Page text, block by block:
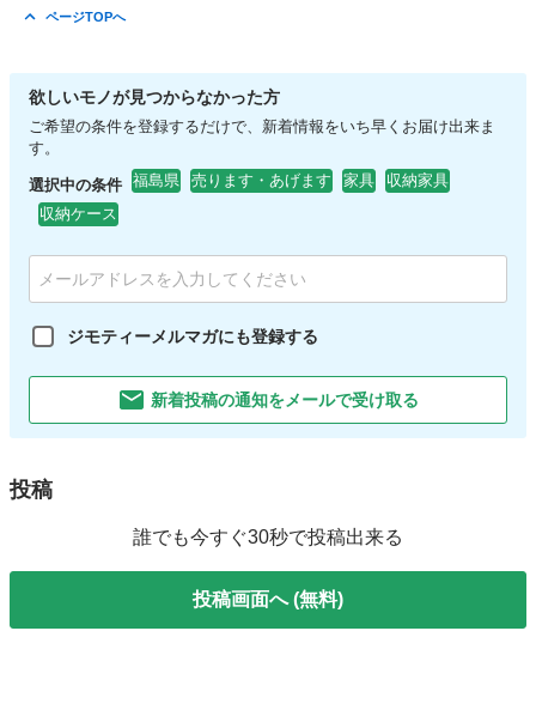
ページTOPへ
欲しいモノが見つからなかった方
ご希望の条件を登録するだけで、新着情報をいち早くお届け出来ま
す。
選択中の条件 福島県 売ります・あげます 家具
収納家具
収納ケース
ジモティーメルマガにも登録する
新着投稿の通知をメールで受け取る
投稿
誰でも今すぐ30秒で投稿出来る
投稿画面へ (無料)